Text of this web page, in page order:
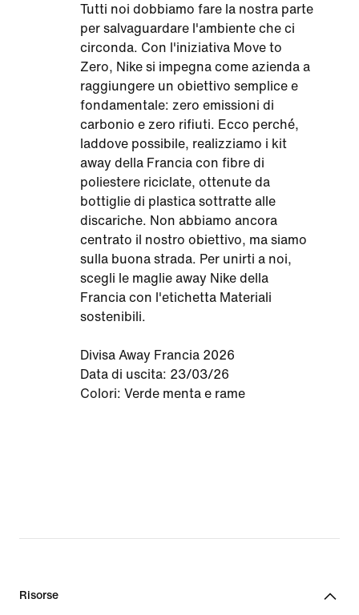
Tutti noi dobbiamo fare la nostra parte
per salvaguardare l'ambiente che ci
circonda. Con l'iniziativa Move to
Zero, Nike si impegna come azienda a
raggiungere un obiettivo semplice e
fondamentale: zero emissioni di
carbonio e zero rifiuti. Ecco perché,
laddove possibile, realizziamo i kit
away della Francia con fibre di
poliestere riciclate, ottenute da
bottiglie di plastica sottratte alle
discariche. Non abbiamo ancora
centrato il nostro obiettivo, ma siamo
sulla buona strada. Per unirti a noi,
scegli le maglie away Nike della
Francia con l'etichetta Materiali
sostenibili.
Divisa Away Francia 2026
Data di uscita: 23/03/26
Colori: Verde menta e rame
Risorse